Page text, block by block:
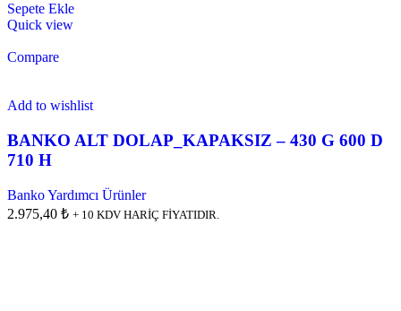
Sepete Ekle
Quick view
Compare
Add to wishlist
BANKO ALT DOLAP_KAPAKSIZ – 430 G 600 D
710 H
Banko Yardımcı Ürünler
2.975,40 ₺ + 10 KDV HARİÇ FİYATIDIR.